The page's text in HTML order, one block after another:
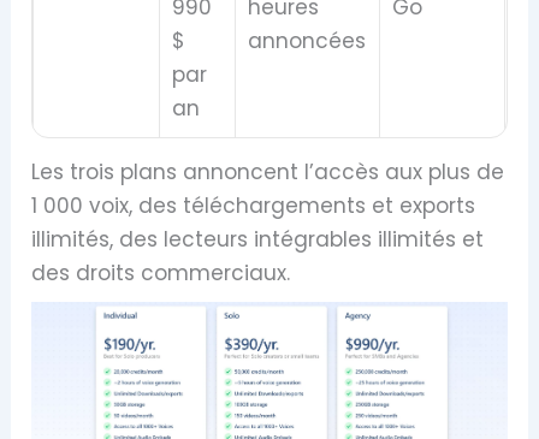
990
$
par
an
heures
annoncées
Go
Les trois plans annoncent l’accès aux plus de
1 000 voix, des téléchargements et exports
illimités, des lecteurs intégrables illimités et
des droits commerciaux.